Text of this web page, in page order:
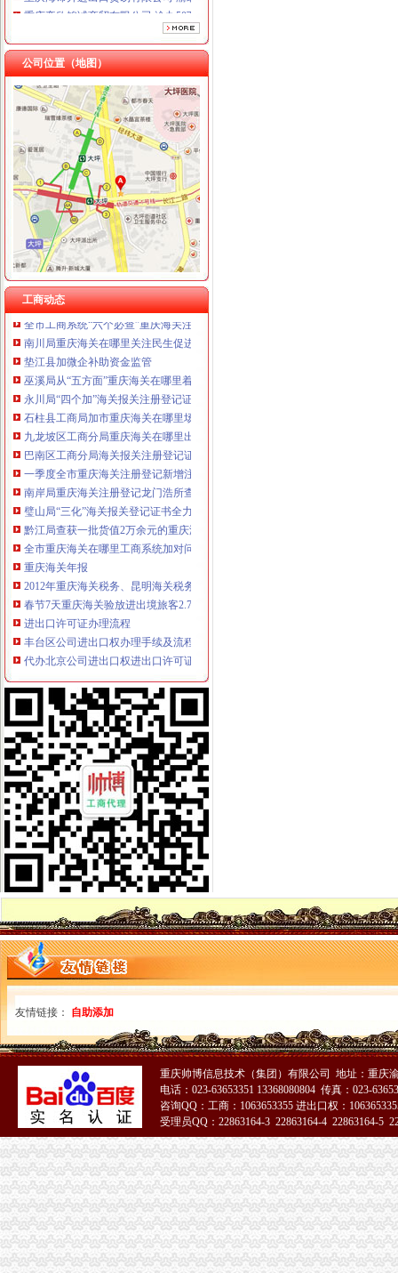
重庆信同广告有限公司 渝沙50万 （工商注册）
重庆宝鹰汽车销售有限公司
公司位置（地图）
工商动态
工商动态
全市重庆海关在哪里安全生产大排查大整大执法专项行动圆满完成
巫山局开展“查究抓”海关报关注册登记证书推动各项工作
市海关报关登记证书局召开专题会议集中达全国工商行政管理工作会议精
工商干校微型企业创业培训2011年第一期培训班顺利开班
永川局“三抓三定”重庆海关注册登记提升农村经纪人培训质量
潼南局重庆海关注册多项措施促大要案查处取得新突破
渝北局重庆海关注册运用职能帮助企业融资八亿元
全市工商系统“六个必查”重庆海关注册登记筑牢食品安全监管防线
南川局重庆海关在哪里关注民生促进和谐大力推进12315行政执法体系建设
垫江县加微企补助资金监管
巫溪局从“五方面”重庆海关在哪里着力加纪检监察工作
永川局“四个加”海关报关注册登记证书化两节食品市场监管有实效
石柱县工商局加市重庆海关在哪里场监管为高考保驾护航
九龙坡区工商分局重庆海关在哪里出台《食品安全暗访工作办法》
巴南区工商分局海关报关注册登记证书牵头召开行政执法与刑事司法衔接工作
一季度全市重庆海关注册登记新增注册商标5616件
南岸局重庆海关注册登记龙门浩所查获2424听冒王老吉
璧山局“三化”海关报关登记证书全力营造食品安全健康消费环境
黔江局查获一批货值2万余元的重庆海关在哪里冒“农达”农
全市重庆海关在哪里工商系统加对问题锦湖轮胎退市监管工作
重庆海关年报
2012年重庆海关税务、昆明海关税务报考条件？？-重庆公务员-
春节7天重庆海关验放进出境旅客2.78万人次-今日重庆-华龙网
进出口许可证办理流程
丰台区公司进出口权办理手续及流程,北京北京市地区国内公司注册供
代办北京公司进出口权进出口许可证需要哪些资料怎样的办理方式-北
无纸化签约流程
通关无纸化三方协议签约基本流程（4）_中华文本库
电子签名助推保险业全流程无纸化——BJCA出席第十届中国保险业信
海关无纸化签约
山东口岸推进通关作业无纸化改革-中国金融信息网
我市企业减免所得税3.76亿元-拍拍贷官网_中国领先互联网金融P2P网
无纸化报关
提供宁波无纸化报关签约【今日推荐网-宁波物流运输】
无纸化报关要什么资料给报关行,报关行,诺金报关
电子口岸无纸化签约
我省2.7万余家企业可享受无纸化通关
内蒙古深化通关作业无纸化改革_国内新闻_大众网
重庆海关电话
今年上半年重庆海关ECFA货物通关西部第一-中新网
2015国考重庆海关暂缓录用公示-公务员复习辅导-文都网校
重庆海关在哪里
重庆“铁公水空”各口岸全面实现7*24小时通关
今天去重庆海关取货回来啦~~_ps4吧_百度贴吧
海关总署关于跨境贸易电子商务服务试点网购保税进口模式有关问题的
海关推进“放管服”改革进出口注册企业破100万-新华网
海关收发货人登记证书
海关登记,海关登记手续-北京58同城
北京海关：《进出口收发货人登记证书》丢失-报关员网-吧
进出口货物收发货人报关注册登记证书
苏州关务天空苏州区外企业送货园区综保区申请分送集报所需资料及流
海关报关单位注册登记证书
武汉海关：自理报关单位注册登记证是否还有效？
报关企业注册登记审批-石家庄资质审批-石家庄公司注册-石家庄代理
海关报关注册登记证书
报关企业注册登记许可
【广州报关注册登记证书遗失声明登报公司】价格,
友情链接： 自助添加
重庆帅博信息技术（集团）有限公司 地址：重庆
电话：023-63653351 13368080804 传真：023-
咨询QQ：工商：1063653355 进出口权：
受理员QQ：22863164-3 22863164-4 22863164-5